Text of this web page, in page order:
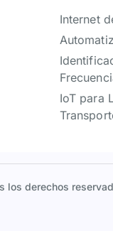
Internet
IoT para
los derechos